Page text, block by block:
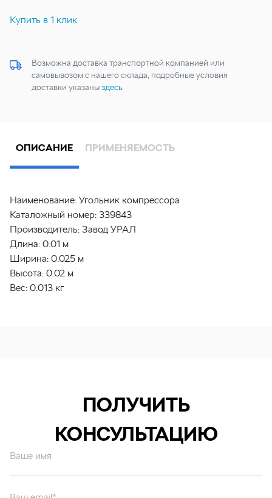
Купить в 1 клик
Возможна доставка транспортной компанией или
самовывозом с нашего склада, подробные условия
доставки указаныздесь
ОПИСАНИЕ ПРИМЕНЯЕМОСТЬ
Наименование: Угольник компрессора
Каталожный номер: 339843
Производитель: Завод УРАЛ
Длина: 0.01 м
Ширина: 0.025 м
Высота: 0.02 м
Вес: 0.013 кг
ПОЛУЧИТЬ
КОНСУЛЬТАЦИЮ
Ваше имя